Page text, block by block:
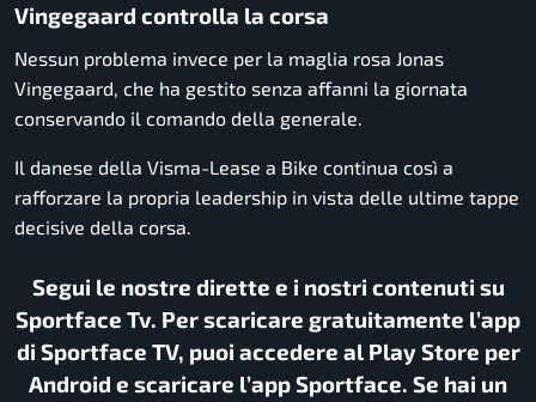
Vingegaard controlla la corsa
Nessun problema invece per la maglia rosa Jonas
Vingegaard, che ha gestito senza affanni la giornata
conservando il comando della generale.
Il danese della Visma-Lease a Bike continua così a
rafforzare la propria leadership in vista delle ultime tappe
decisive della corsa.
Segui le nostre dirette e i nostri contenuti su
Sportface Tv. Per scaricare gratuitamente l’app
di Sportface TV, puoi accedere al Play Store per
Android e scaricare l’app Sportface. Se hai un